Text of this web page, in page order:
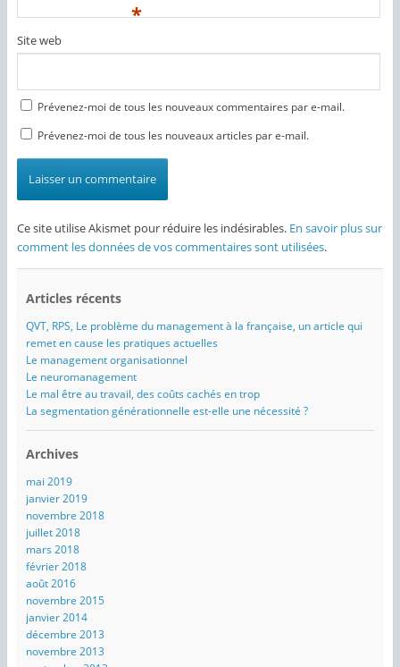
*
Site web
Prévenez-moi de tous les nouveaux commentaires par e-mail.
Prévenez-moi de tous les nouveaux articles par e-mail.
Ce site utilise Akismet pour réduire les indésirables. En savoir plus sur
comment les données de vos commentaires sont utilisées.
Articles récents
QVT, RPS, Le problème du management à la française, un article qui
remet en cause les pratiques actuelles
Le management organisationnel
Le neuromanagement
Le mal être au travail, des coûts cachés en trop
La segmentation générationnelle est-elle une nécessité ?
Archives
mai 2019
janvier 2019
novembre 2018
juillet 2018
mars 2018
février 2018
août 2016
novembre 2015
janvier 2014
décembre 2013
novembre 2013